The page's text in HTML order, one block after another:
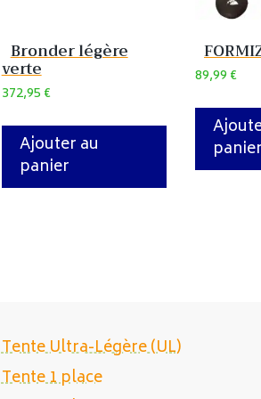
Bronder légère
verte
372,95€
Ajouter au
panier
89,99€
panier
Tente Ultra-Légère (UL)
Tente 1 place